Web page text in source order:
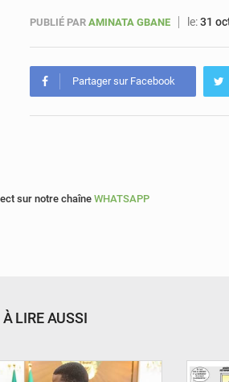
PUBLIÉ PAR AMINATA GBANE le:31
Partager sur Facebook
sur notre chaîne WHATSAPP
À LIRE AUSSI